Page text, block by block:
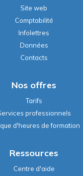
Site web
Comptabilité
Infolettres
Données
Contacts
Nos offres
Tarifs
professionnels
d'heures de formation
Ressources
Centre d'aide